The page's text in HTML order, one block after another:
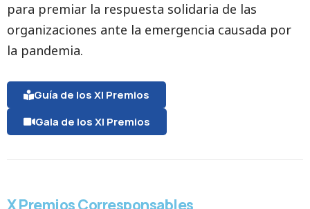
para premiar la respuesta solidaria de las
organizaciones ante la emergencia causada por
la pandemia.
Guía de los XI Premios
Gala de los XI Premios
X Premios Corresponsables